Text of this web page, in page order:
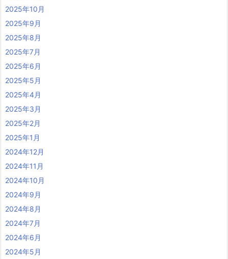
2025年10月
2025年9月
2025年8月
2025年7月
2025年6月
2025年5月
2025年4月
2025年3月
2025年2月
2025年1月
2024年12月
2024年11月
2024年10月
2024年9月
2024年8月
2024年7月
2024年6月
2024年5月